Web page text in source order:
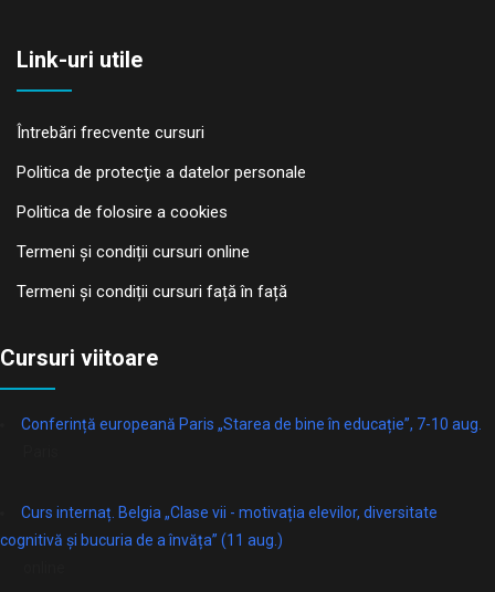
Link-uri utile
Întrebări frecvente cursuri
Politica de protecţie a datelor personale
Politica de folosire a cookies
Termeni și condiții cursuri online
Termeni și condiții cursuri față în față
Cursuri viitoare
Conferință europeană Paris „Starea de bine în educație”, 7-10 aug.
Curs internaț. Belgia „Clase vii - motivația elevilor, diversitate
cognitivă și bucuria de a învăța” (11 aug.)